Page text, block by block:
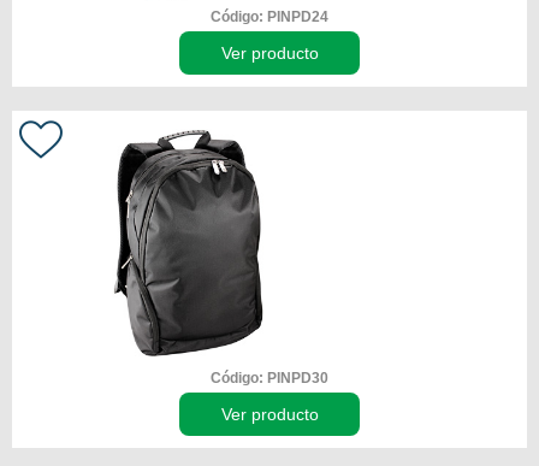
Código: PINPD24
Ver producto
Código: PINPD30
Ver producto